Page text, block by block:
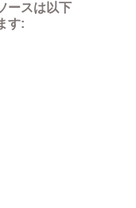
ースは以下
す: